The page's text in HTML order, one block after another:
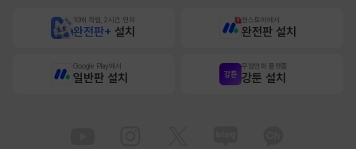
10배 적립, 2시간 먼저
완전판+ 설치
원스토어에서
완전판 설치
Google Play에서
일반판 설치
무협만화 플랫폼
강툰 설치